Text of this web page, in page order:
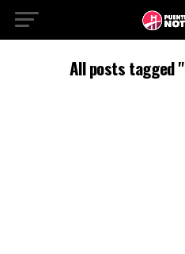
All posts tagged